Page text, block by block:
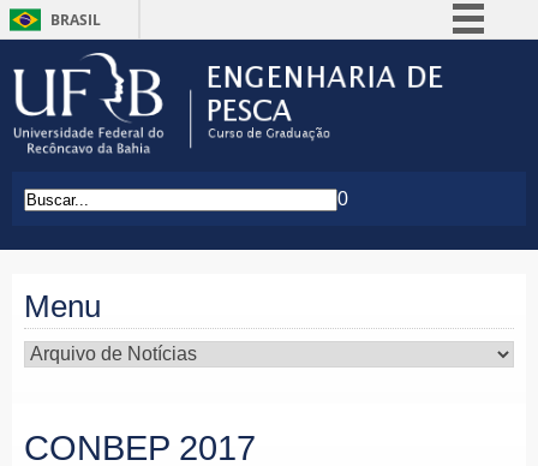
BRASIL
Legislação
Canais
0
Menu
CONBEP 2017